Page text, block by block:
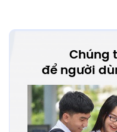
Chúng
để người